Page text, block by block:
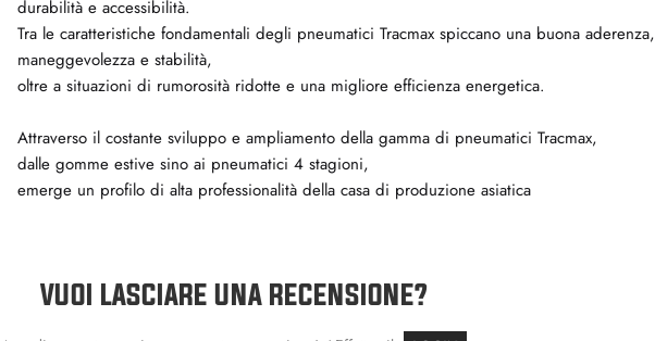
durabilità e accessibilità.
Tra le caratteristiche fondamentali degli pneumatici Tracmax spiccano una buona aderenza,
maneggevolezza e stabilità,
oltre a situazioni di rumorosità ridotte e una migliore efficienza energetica.
Attraverso il costante sviluppo e ampliamento della gamma di pneumatici Tracmax,
dalle gomme estive sino ai pneumatici 4 stagioni,
emerge un profilo di alta professionalità della casa di produzione asiatica
VUOI LASCIARE UNA RECENSIONE?